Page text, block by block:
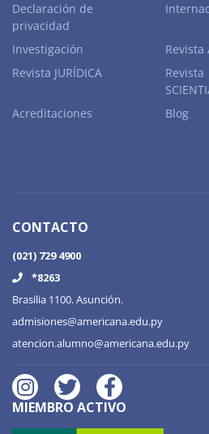
Declaración de
privacidad
Investigación
Revista
Revista JURÍDICA
Revista
Acreditaciones
Blog
CONTACTO
(021) 729 4900
*8263
Brasilia 1100. Asunción.
admisiones@americana.edu.py
atencion.alumno@americana.edu.py
MIEMBRO ACTIVO